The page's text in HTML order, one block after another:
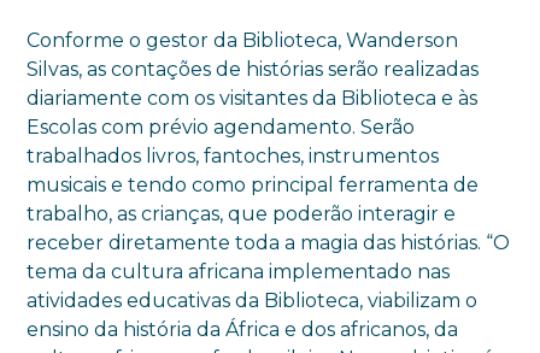
Conforme o gestor da Biblioteca, Wanderson
Silvas, as contações de histórias serão realizadas
diariamente com os visitantes da Biblioteca e às
Escolas com prévio agendamento. Serão
trabalhados livros, fantoches, instrumentos
musicais e tendo como principal ferramenta de
trabalho, as crianças, que poderão interagir e
receber diretamente toda a magia das histórias. “O
tema da cultura africana implementado nas
atividades educativas da Biblioteca, viabilizam o
ensino da história da África e dos africanos, da